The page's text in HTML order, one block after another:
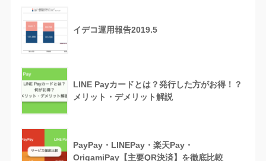
イデコ運用報告2019.5
LINE Payカードとは？発行した方がお得！？
メリット・デメリット解説
PayPay・LINEPay・楽天Pay・
OrigamiPay【主要QR決済】を徹底比較